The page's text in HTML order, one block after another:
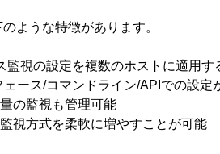
ような特徴があります。
監視の設定を複数のホストに適用す
ェース/コマンドライン/APIでの設定
の監視も管理可能
視方式を柔軟に増やすことが可能